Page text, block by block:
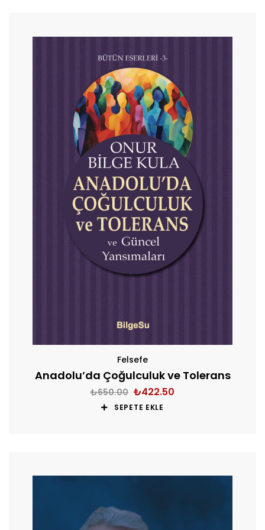
Felsefe
Anadolu’da Çoğulculuk ve Tolerans
₺650.00 ₺422.50
SEPETE EKLE